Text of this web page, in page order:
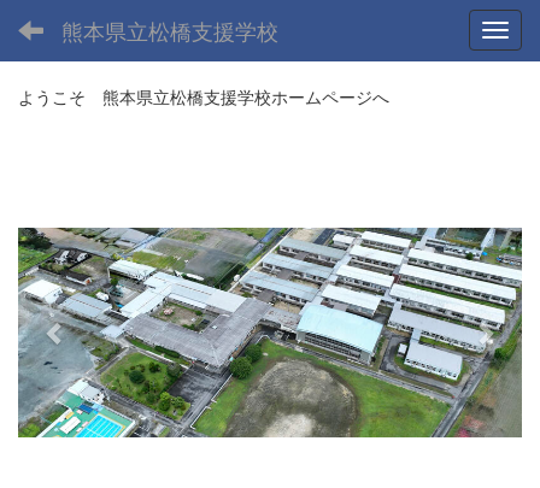
熊本県立松橋支援学校
ようこそ 熊本県立松橋支援学校ホームページへ
v
i
o
u
s
t